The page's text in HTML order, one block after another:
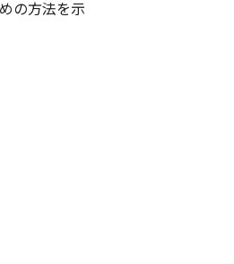
の方法を示